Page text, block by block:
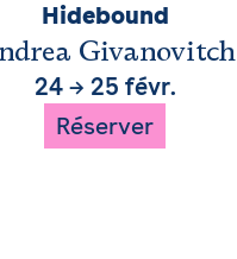
Hidebound
Givanovitch
24→ 25 févr.
Réserver